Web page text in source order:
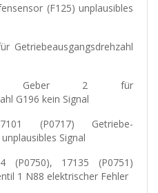
(F125) unplausibles
Getriebeausgangsdrehzahl
Geber 2 für
G196 kein Signal
(P0717) Getriebe-
Signal
(P0750), 17135 (P0751)
1 N88 elektrischer Fehler